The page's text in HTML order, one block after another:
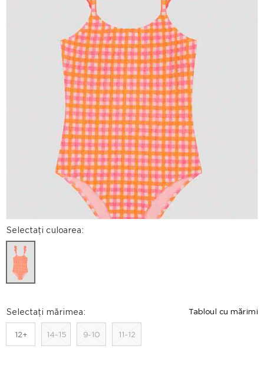
Selectați culoarea:
Selectați mărimea: Tabloul cu mărimi
12+ 14-15 9-10 11-12